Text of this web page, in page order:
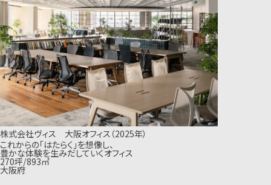
株式会社ヴィス 大阪オフィス（2025年）
これからの「はたらく」を想像し、
豊かな体験を生みだしていくオフィス
270坪/893㎡
大阪府